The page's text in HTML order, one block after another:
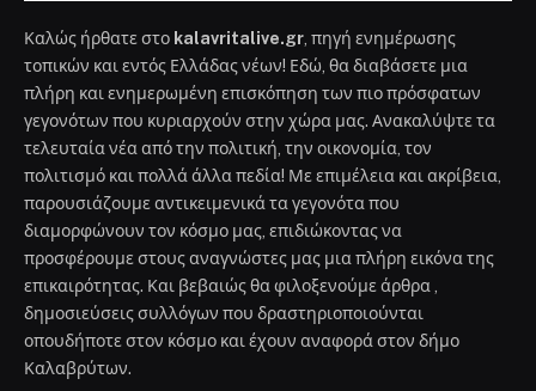
Καλώς ήρθατε στο kalavritalive.gr , πηγή ενημέρωσης
τοπικών και εντός Ελλάδας νέων! Εδώ, θα διαβάσετε μια
πλήρη και ενημερωμένη επισκόπηση των πιο πρόσφατων
γεγονότων που κυριαρχούν στην χώρα μας. Ανακαλύψτε τα
τελευταία νέα από την πολιτική, την οικονομία, τον
πολιτισμό και πολλά άλλα πεδία! Με επιμέλεια και ακρίβεια,
παρουσιάζουμε αντικειμενικά τα γεγονότα που
διαμορφώνουν τον κόσμο μας, επιδιώκοντας να
προσφέρουμε στους αναγνώστες μας μια πλήρη εικόνα της
επικαιρότητας. Και βεβαιώς θα φιλοξενούμε άρθρα ,
δημοσιεύσεις συλλόγων που δραστηριοποιούνται
οπουδήποτε στον κόσμο και έχουν αναφορά στον δήμο
Καλαβρύτων.